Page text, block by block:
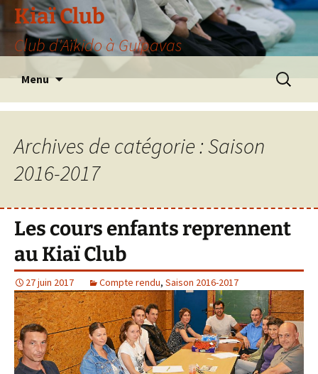
Aller
au
contenu
Kiaï Club
Club d'Aïkido à Guipavas
Menu
Archives de catégorie : Saison
2016-2017
Les cours enfants reprennent
au Kiaï Club
27 juin 2017 Compte rendu, Saison 2016-2017